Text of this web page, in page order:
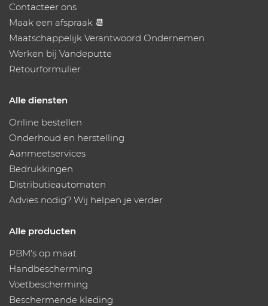
Contacteer ons
Maak een afspraak 📆
Maatschappelijk Verantwoord Ondernemen
Werken bij Vandeputte
Retourformulier
Alle diensten
Online bestellen
Onderhoud en herstelling
Aanmeetservices
Bedrukkingen
Distributieautomaten
Advies nodig? Wij helpen je verder
Alle producten
PBM's op maat
Handbescherming
Voetbescherming
Beschermende kleding